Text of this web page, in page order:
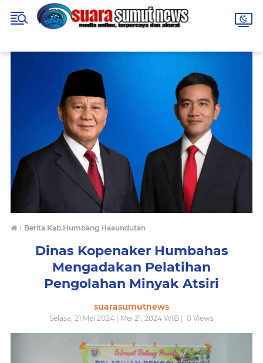
› Berita Kab.Humbang Haaundutan
Dinas Kopenaker Humbahas
Mengadakan Pelatihan
Pengolahan Minyak Atsiri
suarasumutnews
Selasa, 21 Mei 2024 | Mei 21, 2024 WIB | 0 Views